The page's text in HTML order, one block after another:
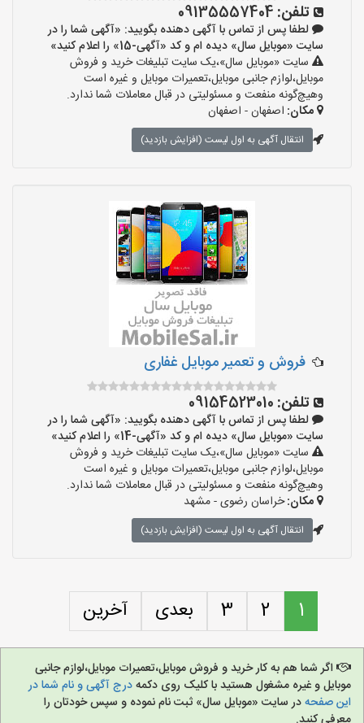
تلفن: 09135557404
لطفا پس از تماس با آگهی دهنده بگویید: «آگهی شما را در
سایت «موبایل سال» دیده ام و کد «آگهی-15» را اعلام کنید»
سایت «موبایل سال»،یک سایت تبلیغات خرید و فروش
موبایل،لوازم جانبی موبایل،تعمیرات موبایل و غیره است
وهیچ‌گونه منفعت و مسئولیتی در قبال معاملات شما ندارد.
مکان: اصفهان - اصفهان
انتقال آگهی به اول لیست (افزایش بازدید)
فروش و تعمیر موبایل غفاری
تلفن: 09154523010
لطفا پس از تماس با آگهی دهنده بگویید: «آگهی شما را در
سایت «موبایل سال» دیده ام و کد «آگهی-14» را اعلام کنید»
سایت «موبایل سال»،یک سایت تبلیغات خرید و فروش
موبایل،لوازم جانبی موبایل،تعمیرات موبایل و غیره است
وهیچ‌گونه منفعت و مسئولیتی در قبال معاملات شما ندارد.
مکان:خراسان رضوی - مشهد
انتقال آگهی به اول لیست (افزایش بازدید)
1
2
3 بعدی آخرین
اگر شما هم به کار خرید و فروش موبایل،تعمیرات موبایل،لوازم جانبی
موبایل و غیره مشغول هستید با کلیک روی دکمهدرج آگهی و نام شما در
این صفحهدر سایت «موبایل سال» ثبت نام نموده و سپس خودتان را